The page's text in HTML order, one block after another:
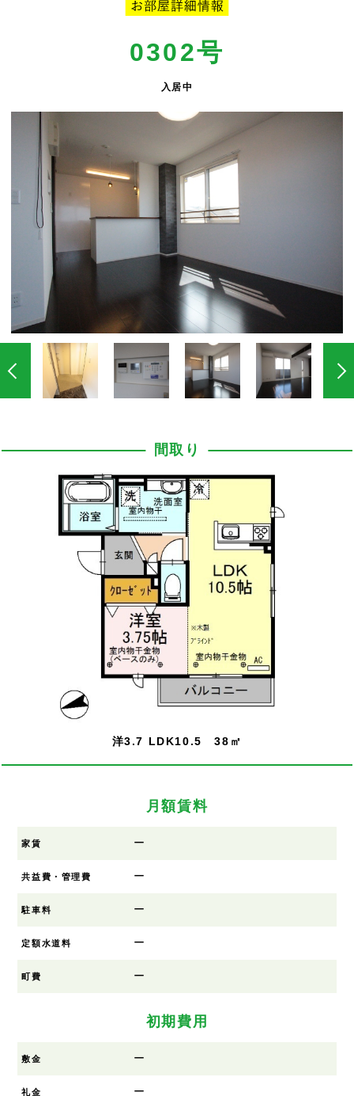
0302号
入居中
間取り
洋3.7 LDK10.5 38㎡
月額賃料
家賃 ー
共益費・管理費 ー
駐車料 ー
定額水道料 ー
町費 ー
初期費用
敷金 ー
礼金 ー